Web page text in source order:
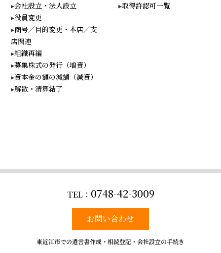
会社設立・法人設立
役員変更
商号／目的変更・本店／支
店関連
組織再編
募集株式の発行（増資）
資本金の額の減額（減資）
解散・清算結了
取得許認可一覧
0748-42-3009
お問い合わせ
東近江市での遺言書作成・相続登記・会社設立の手続き